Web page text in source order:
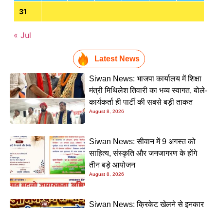
31
« Jul
Latest News
Siwan News: भाजपा कार्यालय में शिक्षा
मंत्री मिथिलेश तिवारी का भव्य स्वागत, बोले-
कार्यकर्ता ही पार्टी की सबसे बड़ी ताकत
August 8, 2026
Siwan News: सीवान में 9 अगस्त को
साहित्य, संस्कृति और जनजागरण के होंगे
तीन बड़े आयोजन
August 8, 2026
Siwan News: क्रिकेट खेलने से इनकार